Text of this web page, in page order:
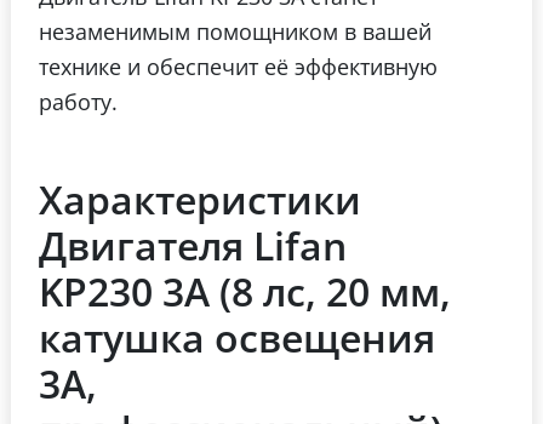
незаменимым помощником в вашей
технике и обеспечит её эффективную
работу.
Характеристики
Двигателя Lifan
KP230 3А (8 лс, 20 мм,
катушка освещения
3А,